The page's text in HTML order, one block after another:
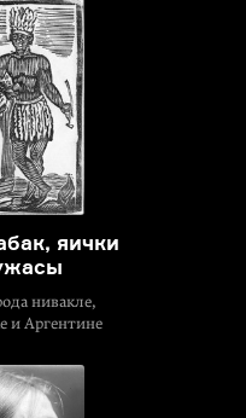
яички
нивакле,
и Аргентине